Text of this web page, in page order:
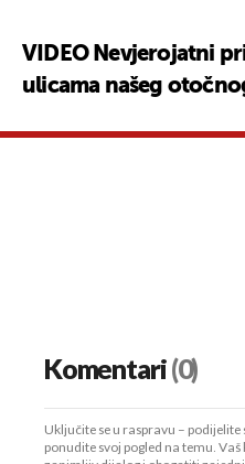
VIDEO Nevjerojatni
ulicama našeg
Komentari(0)
Uključite se u raspravu –
ponudite svoj pogled na temu.